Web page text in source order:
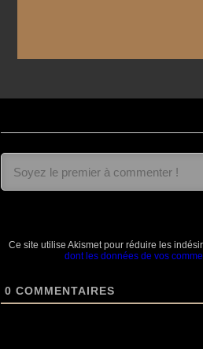
Ce site utilise Akismet pour réduire les
dont les données de vos
0 COMMENTAIRES